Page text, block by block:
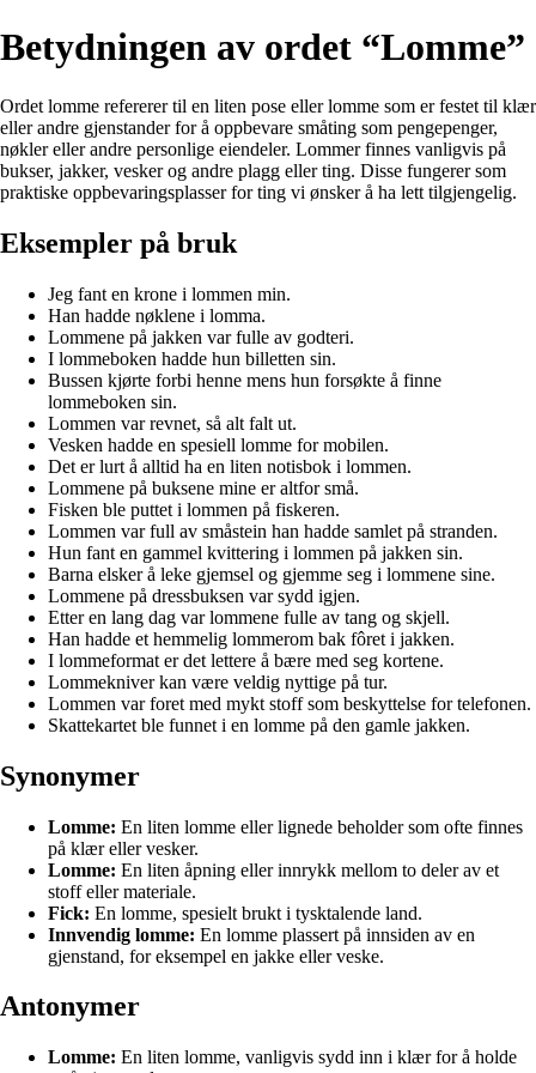
Betydningen av ordet “Lomme”
Ordet lomme refererer til en liten pose eller lomme som er festet til klær
eller andre gjenstander for å oppbevare småting som pengepenger,
nøkler eller andre personlige eiendeler. Lommer finnes vanligvis på
bukser, jakker, vesker og andre plagg eller ting. Disse fungerer som
praktiske oppbevaringsplasser for ting vi ønsker å ha lett tilgjengelig.
Eksempler på bruk
Jeg fant en krone i lommen min.
Han hadde nøklene i lomma.
Lommene på jakken var fulle av godteri.
I lommeboken hadde hun billetten sin.
Bussen kjørte forbi henne mens hun forsøkte å finne
lommeboken sin.
Lommen var revnet, så alt falt ut.
Vesken hadde en spesiell lomme for mobilen.
Det er lurt å alltid ha en liten notisbok i lommen.
Lommene på buksene mine er altfor små.
Fisken ble puttet i lommen på fiskeren.
Lommen var full av småstein han hadde samlet på stranden.
Hun fant en gammel kvittering i lommen på jakken sin.
Barna elsker å leke gjemsel og gjemme seg i lommene sine.
Lommene på dressbuksen var sydd igjen.
Etter en lang dag var lommene fulle av tang og skjell.
Han hadde et hemmelig lommerom bak fôret i jakken.
I lommeformat er det lettere å bære med seg kortene.
Lommekniver kan være veldig nyttige på tur.
Lommen var foret med mykt stoff som beskyttelse for telefonen.
Skattekartet ble funnet i en lomme på den gamle jakken.
Synonymer
Lomme: En liten lomme eller lignede beholder som ofte finnes
på klær eller vesker.
Lomme: En liten åpning eller innrykk mellom to deler av et
stoff eller materiale.
Fick: En lomme, spesielt brukt i tysktalende land.
Innvendig lomme: En lomme plassert på innsiden av en
gjenstand, for eksempel en jakke eller veske.
Antonymer
Lomme: En liten lomme, vanligvis sydd inn i klær for å holde